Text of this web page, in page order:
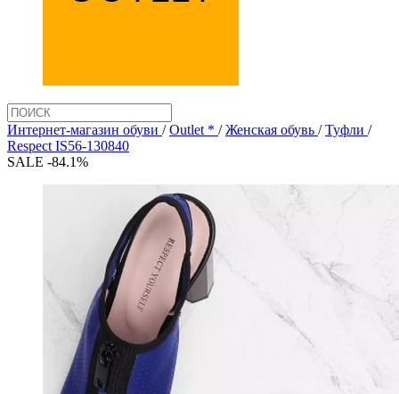
Интернет-магазин обуви /Outlet * /Женская обувь /Туфли /
Respect IS56-130840
SALE -84.1%